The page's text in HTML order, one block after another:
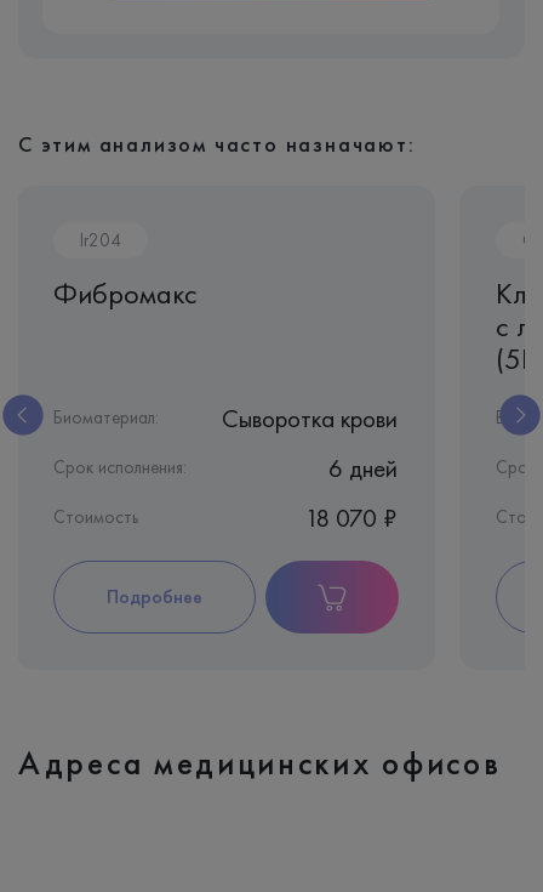
С этим анализом часто назначают:
Ir204
Фибромакс
Биоматериал: Сыворотка крови
Срок исполнения: 6 дней
Стоимость 18 070 ₽
Подробнее
с
Срок
Адреса медицинских офисов